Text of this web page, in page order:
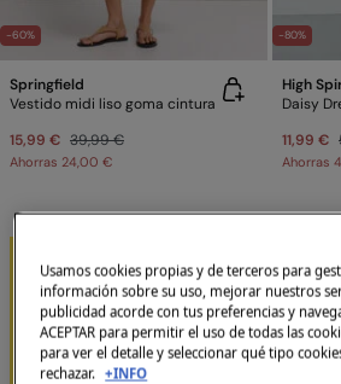
-60%
Springfield
Vestido midi liso goma cintura
15,99 € 39,99 €
Ahorras 24,00 €
-80%
High
Daisy
11,99 €
Ahorras
Usamos cookies propias y de terceros para
información sobre su uso, mejorar nuestros
publicidad acorde con tus preferencias y
ACEPTAR para permitir el uso de todas las
para ver el detalle y seleccionar qué tipo
rechazar. +INFO